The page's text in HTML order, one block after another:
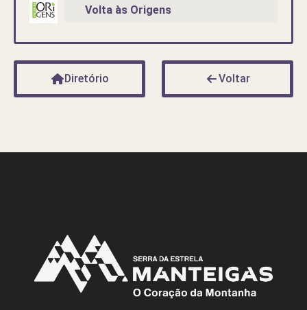
Volta às Origens
Diretório Voltar